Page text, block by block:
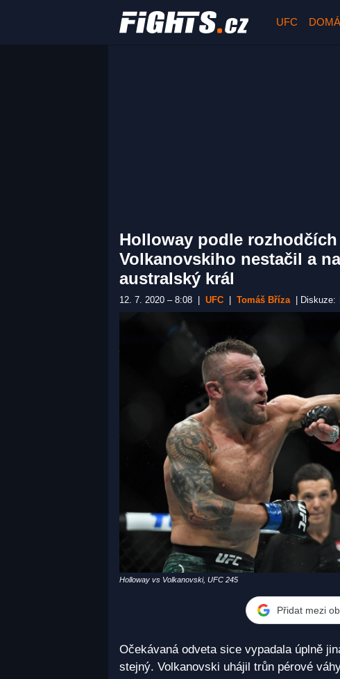
UFC
Holloway podle
Volkanovskiho nestačil a
australský král
12. 7. 2020 – 8:08 UFC Tomáš Bříza Diskuze:
Holloway vs Volkanovski, UFC 245
Přidat mezi
Očekávaná odveta sice vypadala úplně
stejný. Volkanovski uhájil trůn pérové